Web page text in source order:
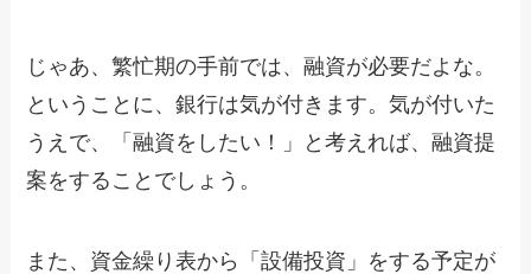
じゃあ、繁忙期の手前では、融資が必要だよな。
ということに、銀行は気が付きます。気が付いた
うえで、「融資をしたい！」と考えれば、融資提
案をすることでしょう。
また、資金繰り表から「設備投資」をする予定が